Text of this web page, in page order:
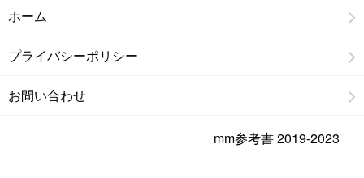
ホーム
プライバシーポリシー
お問い合わせ
mm参考書 2019-2023